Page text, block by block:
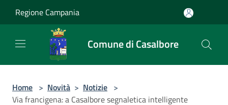
Regione Campania
Comune di Casalbore
Home > Novità > Notizie >
Via francigena: a Casalbore segnaletica intelligente